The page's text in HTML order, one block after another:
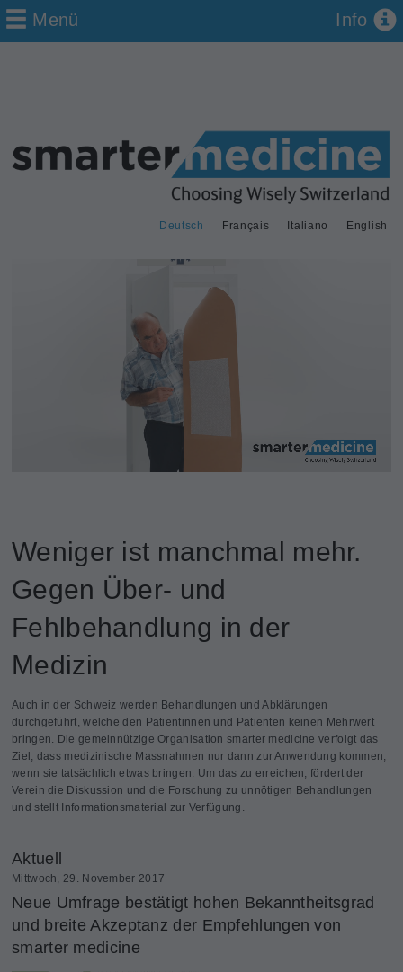
Deutsch Français Italiano English
Menü Info
Weniger ist manchmal mehr.
Gegen Über- und
Fehlbehandlung in der
Medizin
Auch in der Schweiz werden Behandlungen und Abklärungen
durchgeführt, welche den Patientinnen und Patienten keinen Mehrwert
bringen. Die gemeinnützige Organisation smarter medicine verfolgt das
Ziel, dass medizinische Massnahmen nur dann zur Anwendung kommen,
wenn sie tatsächlich etwas bringen. Um das zu erreichen, fördert der
Verein die Diskussion und die Forschung zu unnötigen Behandlungen
und stellt Informationsmaterial zur Verfügung.
Aktuell
Mittwoch, 29. November 2017
Neue Umfrage bestätigt hohen Bekanntheitsgrad
und breite Akzeptanz der Empfehlungen von
smarter medicine